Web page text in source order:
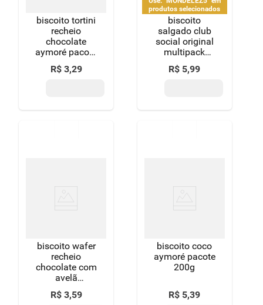
biscoito tortini
recheio
chocolate
aymoré pacote
90g
R$ 3,29
produtos selecionados
biscoito
salgado club
social original
multipack
144g
R$ 5,99
biscoito wafer
recheio
chocolate com
avelã
bauducco
pacote 92g
R$ 3,59
biscoito coco
aymoré pacote
200g
R$ 5,39